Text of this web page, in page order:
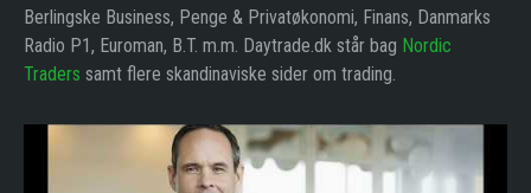
Berlingske Business, Penge & Privatøkonomi, Finans, Danmarks
Radio P1, Euroman, B.T. m.m. Daytrade.dk står bag Nordic
Traders samt flere skandinaviske sider om trading.